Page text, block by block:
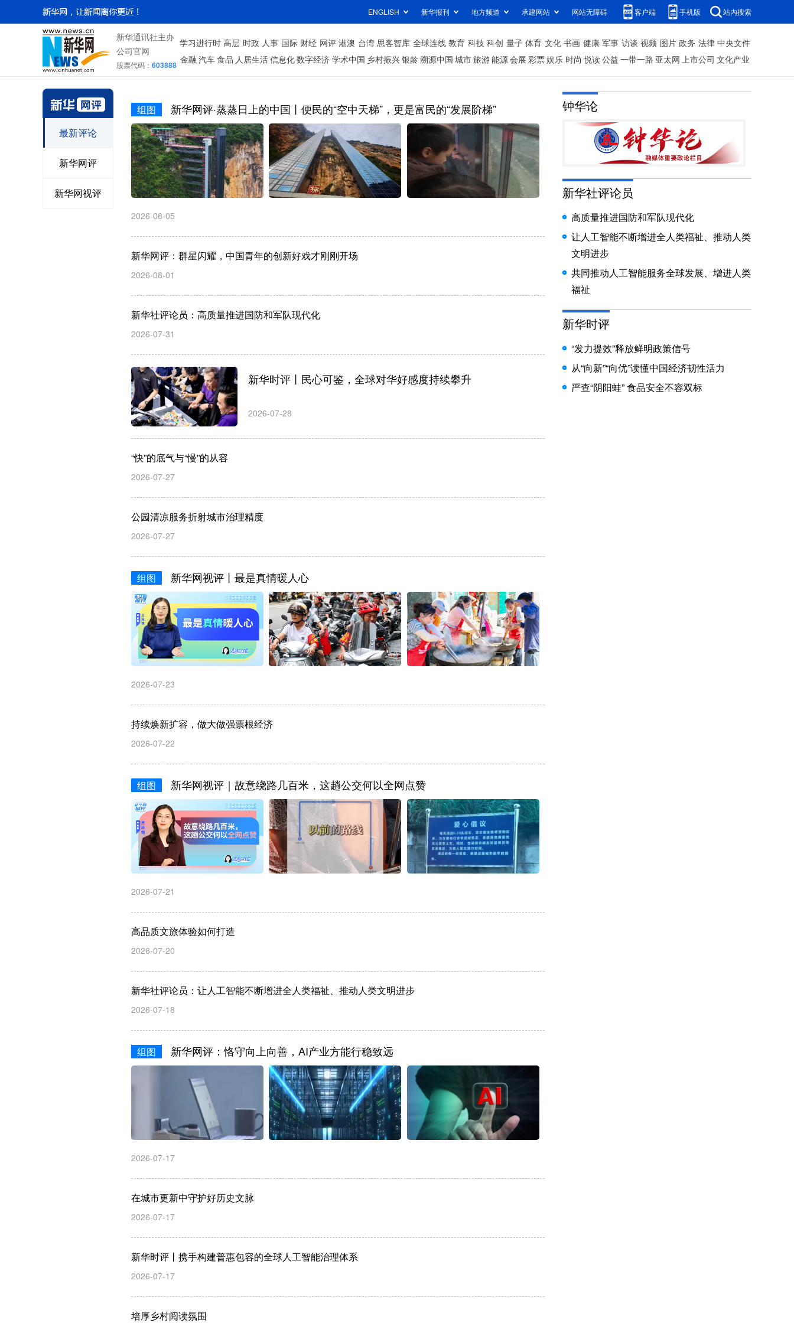
ENGLISH 新华报刊 地方频道 承建网站 网站无障碍 客户端 手机版 站内搜索
新华通讯社主办
公司官网
股票代码： 603888
学习进行时 高层 时政 人事 国际 财经 网评 港澳 台湾 思客智库 全球连线 教育 科技 科创 量子 体育 文化 书画 健康 军事 访谈 视频 图片 政务 法律 中央文件
金融 汽车食品 人居生活信息化数字经济 学术中国 乡村振兴银龄溯源中国 城市旅游能源会展 彩票娱乐 时尚 悦读公益 一带一路 亚太网 上市公司 文化产业
最新评论
新华网评
新华网视评
组图 新华网评·蒸蒸日上的中国丨便民的“空中天梯”，更是富民的“发展阶梯”
2026-08-05
新华网评：群星闪耀，中国青年的创新好戏才刚刚开场
2026-08-01
新华社评论员：高质量推进国防和军队现代化
2026-07-31
新华时评丨民心可鉴，全球对华好感度持续攀升
2026-07-28
“快”的底气与“慢”的从容
2026-07-27
公园清凉服务折射城市治理精度
2026-07-27
组图 新华网视评丨最是真情暖人心
2026-07-23
持续焕新扩容，做大做强票根经济
2026-07-22
组图 新华网视评｜故意绕路几百米，这趟公交何以全网点赞
2026-07-21
高品质文旅体验如何打造
2026-07-20
新华社评论员：让人工智能不断增进全人类福祉、推动人类文明进步
2026-07-18
组图 新华网评：恪守向上向善，AI产业方能行稳致远
2026-07-17
在城市更新中守护好历史文脉
2026-07-17
新华时评丨携手构建普惠包容的全球人工智能治理体系
2026-07-17
培厚乡村阅读氛围
钟华论
新华社评论员
高质量推进国防和军队现代化
让人工智能不断增进全人类福祉、推动人类
文明进步
共同推动人工智能服务全球发展、增进人类
福祉
新华时评
“发力提效”释放鲜明政策信号
从“向新”“向优”读懂中国经济韧性活力
严查“阴阳蛙” 食品安全不容双标